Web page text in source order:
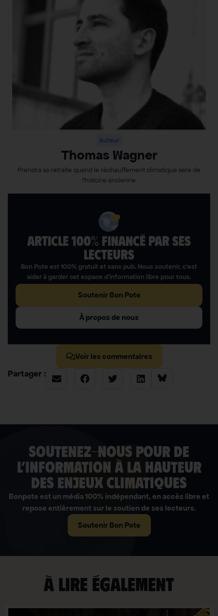
Auteur
Thomas Wagner
Prendra sa retraite quand le réchauffement climatique sera de
l’histoire ancienne
ARTICLE 100% FINANCÉ PAR SES
LECTEURS​
Bon Pote est 100% gratuit et sans pub. Nous soutenir, c’est
aider à garder cet espace d’information libre pour tous.
Soutenir Bon Pote
À propos de nous
Voir les commentaires
Partager :
soutenez-nous pour de
l’information à la hauteur
des enjeux climatiques
Bonpote est un média 100% indépendant, en accès libre et
repose entièrement sur le soutien de ses lecteurs.
Soutenir Bon Pote
À lire également